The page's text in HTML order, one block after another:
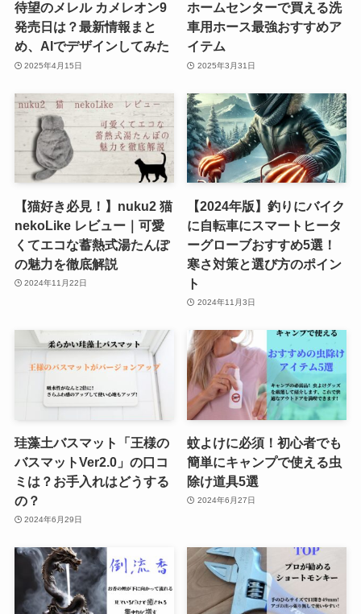
待望のメレル カメレオン9
発売日は？最新情報まと
め、AIでデザインしてみた
2025年4月15日
ホームセンターで買える洗
車用ホース最強おすすめア
イテム
2025年3月31日
【猫好き必見！】nuku2 猫
nekoLike レビュー｜可愛
くてエコな蓄熱式湯たんぽ
の魅力を徹底解説
2024年11月22日
【2024年版】釣りにバイク
に自転車にスマートヒータ
ーグローブおすすめ5選！
寒さ対策と選び方のポイン
ト
2024年11月3日
珪藻土バスマット「王様の
バスマットVer2.0」の口コ
ミは？お手入れはどうする
の？
2024年6月29日
蚊よけに必須！初心者でも
簡単にキャンプで使える虫
除け道具5選
2024年6月27日